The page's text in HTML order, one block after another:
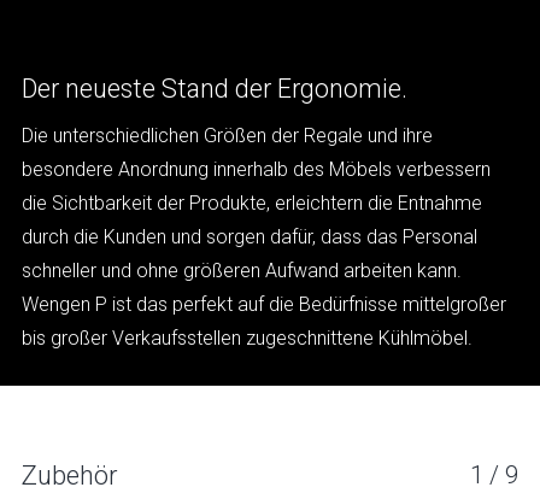
Der neueste Stand der Ergonomie.
Die unterschiedlichen Größen der Regale und ihre
besondere Anordnung innerhalb des Möbels verbessern
die Sichtbarkeit der Produkte, erleichtern die Entnahme
durch die Kunden und sorgen dafür, dass das Personal
schneller und ohne größeren Aufwand arbeiten kann.
Wengen P ist das perfekt auf die Bedürfnisse mittelgroßer
bis großer Verkaufsstellen zugeschnittene Kühlmöbel.
Zubehör 1 / 9